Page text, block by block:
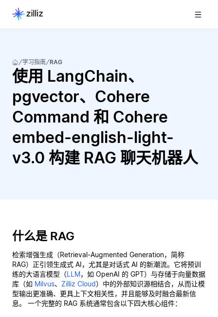
学习指南 RAG
使用 LangChain、
pgvector、Cohere
Command 和 Cohere
embed-english-light-
v3.0 构建 RAG 聊天机器人
什么是 RAG
检索增强生成（Retrieval-Augmented Generation，简称
RAG）正引领生成式 AI，尤其是对话式 AI 的新潮流。它将预训
练的大语言模型（LLM，如 OpenAI 的 GPT）与存储于向量数据
库（如 Milvus、 Zilliz Cloud）中的外部知识源相结合，从而让模
型输出更准确、更具上下文相关性，并且能够及时融合最新信
息。 一个完整的 RAG 系统通常包含以下四大核心组件：